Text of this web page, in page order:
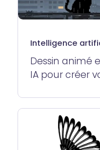
Intelligence
Dessin animé
IA pour créer